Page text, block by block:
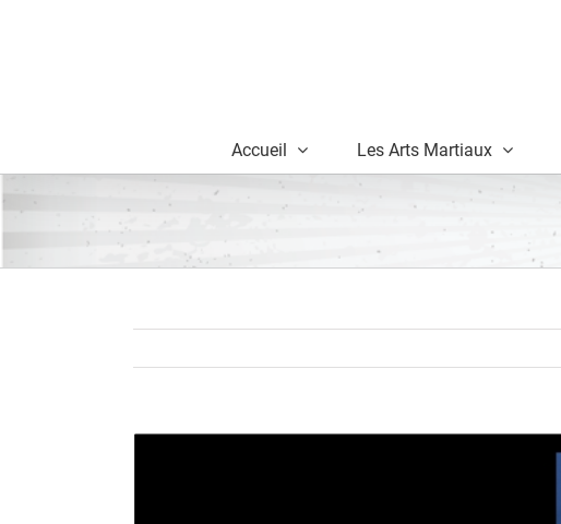
Accueil Les Arts Martiaux